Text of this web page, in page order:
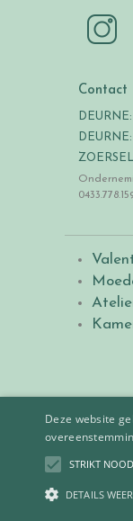
Contact
Deze website
STRIKT
DETAILS